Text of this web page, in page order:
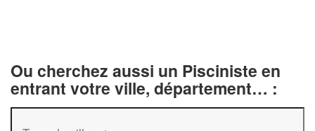
Ou cherchez aussi un Pisciniste en
entrant votre ville, département… :